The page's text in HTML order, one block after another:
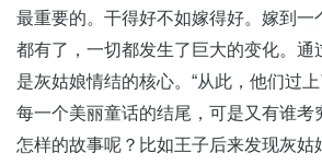
最重要的。干得好不如嫁得好。嫁到一
都有了，一切都发生了巨大的变化。通
是灰姑娘情结的核心。“从此，他们过
每一个美丽童话的结尾，可是又有谁考
怎样的故事呢？比如王子后来发现灰姑